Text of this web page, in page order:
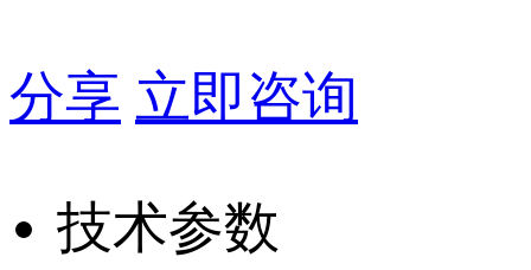
分享 立即咨询
技术参数